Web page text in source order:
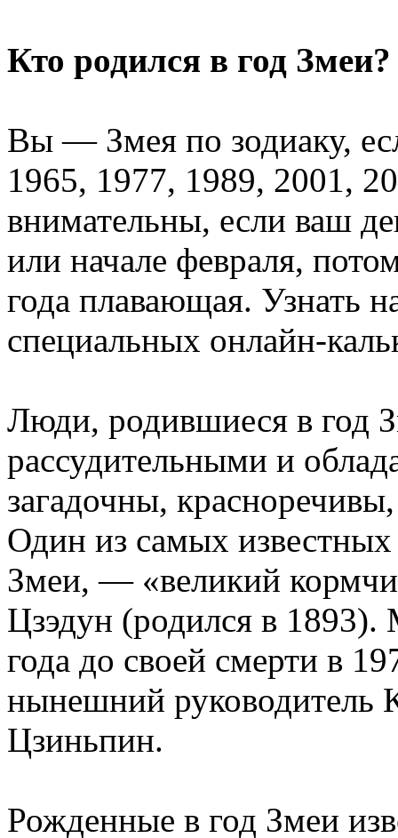
Кто родился в год
Вы — Змея по зодиаку,
1965, 1977, 1989, 2001,
внимательны, если ваш
или начале февраля,
года плавающая. Узнать
специальных онлайн-
Люди, родившиеся в год
рассудительными и
загадочны,
Один из самых
Змеи, — «великий
Цзэдун (родился в 1893).
года до своей смерти в
нынешний руководитель
Цзиньпин.
Рожденные в год Змеи